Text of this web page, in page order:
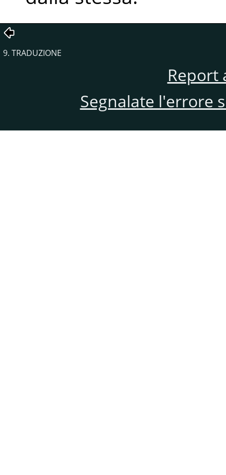
9. TRADUZIONE
Report
Segnalate l'errore